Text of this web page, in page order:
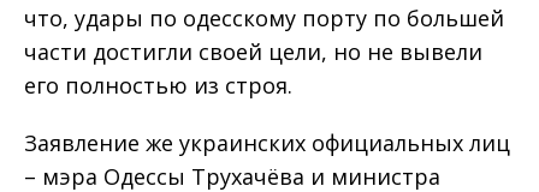
что, удары по одесскому порту по большей
части достигли своей цели, но не вывели
его полностью из строя.
Заявление же украинских официальных лиц
– мэра Одессы Трухачёва и министра